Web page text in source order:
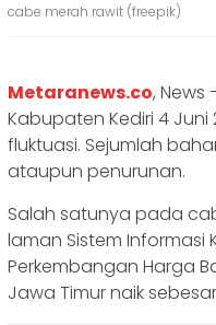
cabe merah rawit (freepik)
Metaranews.co,
Kabupaten Kediri 4
fluktuasi. Sejumlah
ataupun penurunan.
Salah satunya pada
laman Sistem Informasi
Perkembangan Harga
Jawa Timur naik